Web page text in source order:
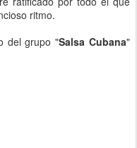
ritmo.
del grupo "Salsa Cubana"